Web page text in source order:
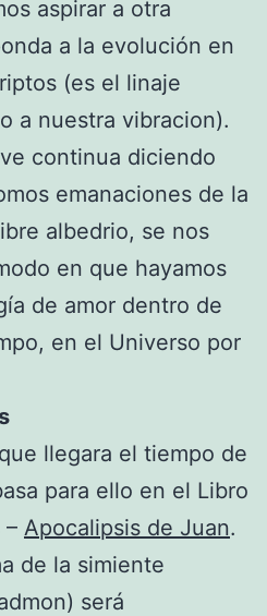
aspirar a otra
a la evolución en
(es el linaje
a nuestra vibracion).
continua diciendo
emanaciones de la
albedrio, se nos
en que hayamos
de amor dentro de
en el Universo por
llegara el tiempo de
para ello en el Libro
– Apocalipsis de Juan.
de la simiente
será